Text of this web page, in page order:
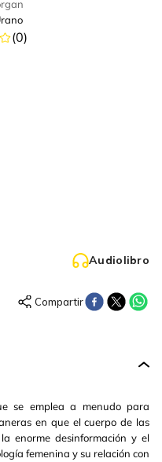
(0)
Audiolibro
se emplea a menudo para
en que el cuerpo de las
enorme desinformación y el
femenina y su relación con